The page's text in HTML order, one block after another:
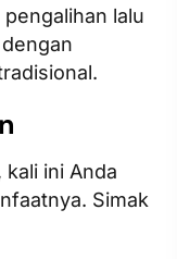
lalu
ini Anda
Simak